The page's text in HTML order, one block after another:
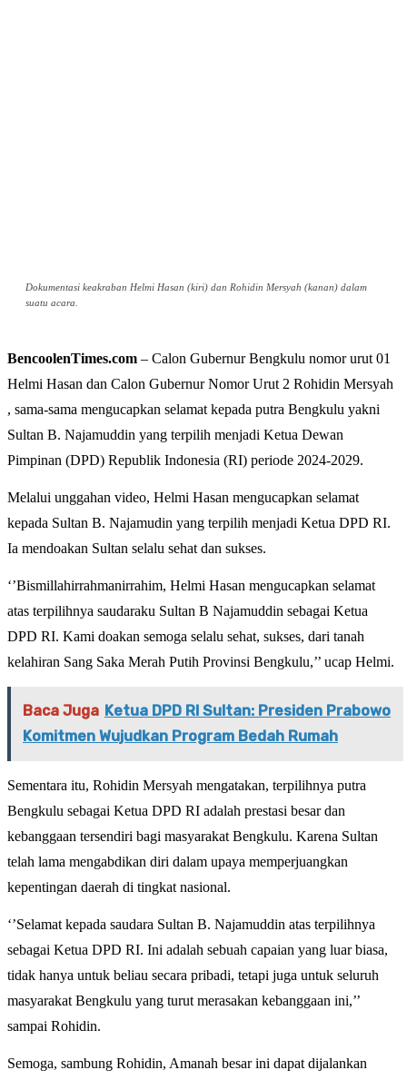
Dokumentasi keakraban Helmi Hasan (kiri) dan Rohidin Mersyah (kanan) dalam
suatu acara.
BencoolenTimes.com – Calon Gubernur Bengkulu nomor urut 01
Helmi Hasan dan Calon Gubernur Nomor Urut 2 Rohidin Mersyah
, sama-sama mengucapkan selamat kepada putra Bengkulu yakni
Sultan B. Najamuddin yang terpilih menjadi Ketua Dewan
Pimpinan (DPD) Republik Indonesia (RI) periode 2024-2029.
Melalui unggahan video, Helmi Hasan mengucapkan selamat
kepada Sultan B. Najamudin yang terpilih menjadi Ketua DPD RI.
Ia mendoakan Sultan selalu sehat dan sukses.
‘’Bismillahirrahmanirrahim, Helmi Hasan mengucapkan selamat
atas terpilihnya saudaraku Sultan B Najamuddin sebagai Ketua
DPD RI. Kami doakan semoga selalu sehat, sukses, dari tanah
kelahiran Sang Saka Merah Putih Provinsi Bengkulu,’’ ucap Helmi.
Baca Juga Ketua DPD RI Sultan: Presiden Prabowo
Komitmen Wujudkan Program Bedah Rumah
Sementara itu, Rohidin Mersyah mengatakan, terpilihnya putra
Bengkulu sebagai Ketua DPD RI adalah prestasi besar dan
kebanggaan tersendiri bagi masyarakat Bengkulu. Karena Sultan
telah lama mengabdikan diri dalam upaya memperjuangkan
kepentingan daerah di tingkat nasional.
‘’Selamat kepada saudara Sultan B. Najamuddin atas terpilihnya
sebagai Ketua DPD RI. Ini adalah sebuah capaian yang luar biasa,
tidak hanya untuk beliau secara pribadi, tetapi juga untuk seluruh
masyarakat Bengkulu yang turut merasakan kebanggaan ini,’’
sampai Rohidin.
Semoga, sambung Rohidin, Amanah besar ini dapat dijalankan